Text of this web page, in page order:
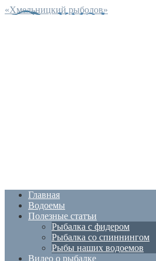
«Хмельницкий рыболов»
Главная
Водоемы
Полезные статъи
Рыбалка с фидером
Рыбалка со спиннингом
Рыбы наших водоемов
Видео о рыбалке